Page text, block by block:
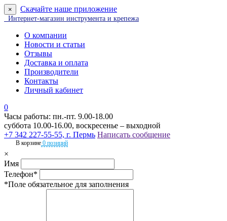
× Скачайте наше приложение
Интернет-магазин инструмента и крепежа
О компании
Новости и статьи
Отзывы
Доставка и оплата
Производители
Контакты
Личный кабинет
0
Часы работы: пн.-пт. 9.00-18.00
суббота 10.00-16.00, воскресенье – выходной
+7 342 227-55-55, г. Пермь Написать сообщение
В корзине 0 позиций
×
Имя
Телефон*
*Поле обязательное для заполнения